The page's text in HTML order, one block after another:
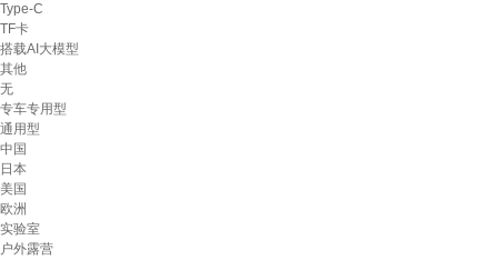
Type-C
TF卡
搭载AI大模型
其他
无
专车专用型
通用型
中国
日本
美国
欧洲
实验室
户外露营